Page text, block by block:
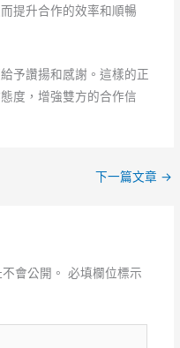
提升合作的效率和順暢
予讚揚和感謝。這樣的正
度，增強雙方的合作信
下一篇文章 →
會公開。 必填欄位標示